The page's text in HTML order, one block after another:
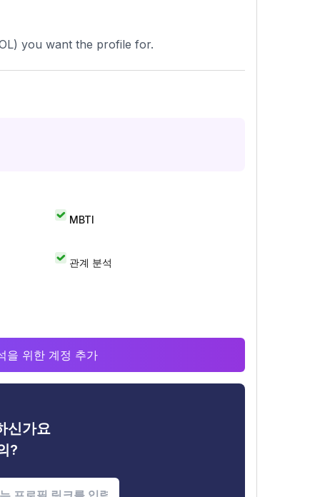
you want the profile for.
MBTI
관계 분석
을 위한 계정 추가
신가요
?